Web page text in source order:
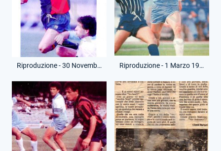
Riproduzione - 30 Novembre 1986 - Campionato Serie B - Sambenedettese-Lazio Riproduzione - 1 Marzo 1987 - Campionato Serie B - Lazio-Pescara